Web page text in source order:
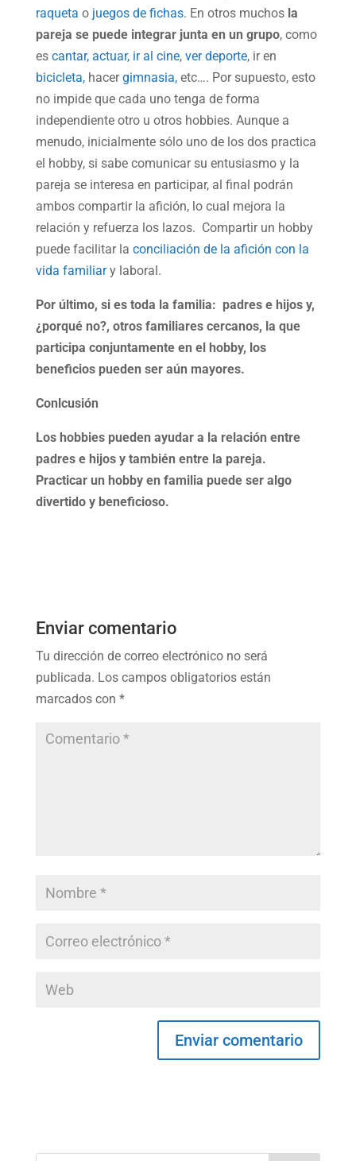
raqueta ojuegos de fichas. En otros muchos la
pareja se puede integrar junta en un grupo, como
es cantar, actuar, ir al cine, ver deporte, ir en
bicicleta,hacergimnasia,etc…. Por supuesto, esto
no impide que cada uno tenga de forma
independiente otro u otros hobbies. Aunque a
menudo, inicialmente sólo uno de los dos practica
el hobby, si sabe comunicar su entusiasmo y la
pareja se interesa en participar, al final podrán
ambos compartir la afición, lo cual mejora la
relación y refuerza los lazos. Compartir un hobby
puede facilitar la conciliación de la afición con la
vida familiary laboral.
Por último, si es toda la familia: padres e hijos y,
¿porqué no?, otros familiares cercanos, la que
participa conjuntamente en el hobby, los
beneficios pueden ser aún mayores.
Conlcusión
Los hobbies pueden ayudar a la relación entre
padres e hijos y también entre la pareja.
Practicar un hobby en familia puede ser algo
divertido y beneficioso.
Enviar comentario
Tu dirección de correo electrónico no será
publicada. Los campos obligatorios están
marcados con *